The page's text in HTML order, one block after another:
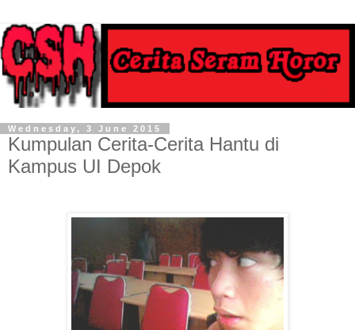
Wednesday, 3 June 2015
Kumpulan Cerita-Cerita Hantu di
Kampus UI Depok